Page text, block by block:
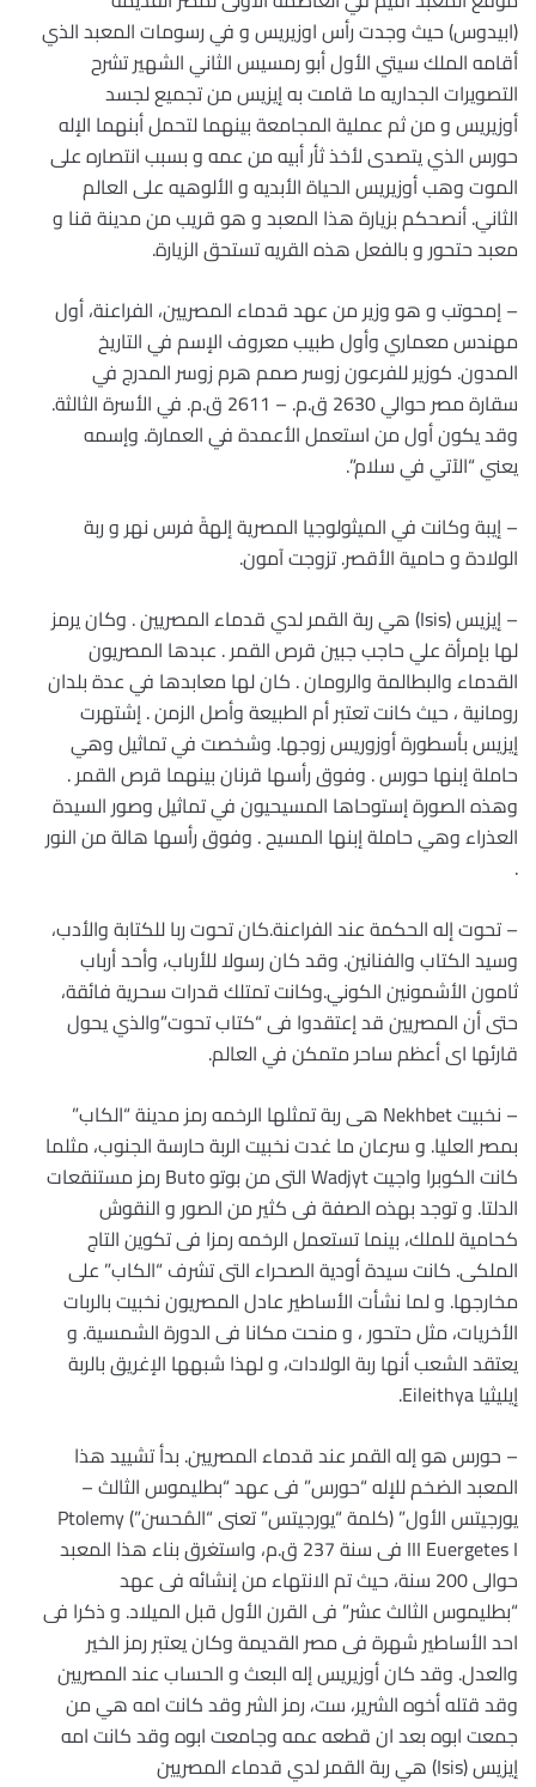
(ابيدوس) حيث وجدت رأس اوزيريس و في رسومات المعبد الذي
أقامه الملك سيتي الأول أبو رمسيس الثاني الشهير تشرح
التصويرات الجداريه ما قامت به إيزيس من تجميع لجسد
أوزيريس و من ثم عملية المجامعة بينهما لتحمل أبنهما الإله
حورس الذي يتصدى لأخذ ثأر أبيه من عمه و بسبب انتصاره على
الموت وهب أوزيريس الحياة الأبديه و الألوهيه على العالم
الثاني. أنصحكم بزيارة هذا المعبد و هو قريب من مدينة قنا و
معبد حتحور و بالفعل هذه القريه تستحق الزيارة.
– إمحوتب و هو وزير من عهد قدماء المصريين، الفراعنة، أول
مهندس معماري وأول طبيب معروف الإسم في التاريخ
المدون. كوزير للفرعون زوسر صمم هرم زوسر المدرج في
سقارة مصر حوالي 2630 ق.م. – 2611 ق.م. في الأسرة الثالثة.
وقد يكون أول من استعمل الأعمدة في العمارة. وإسمه
يعني “الآتي في سلام”.
– إيبة وكانت في الميثولوجيا المصرية إلهةً فرس نهر و ربة
الولادة و حامية الأقصر. تزوجت آمون.
– إيزيس (Isis) هي ربة القمر لدي قدماء المصريين . وكان يرمز
لها بإمرأة علي حاجب جبين قرص القمر . عبدها المصريون
القدماء والبطالمة والرومان . كان لها معابدها في عدة بلدان
رومانية ، حيث كانت تعتبر أم الطبيعة وأصل الزمن . إشتهرت
إيزيس بأسطورة أوزوريس زوجها. وشخصت في تماثيل وهي
حاملة إبنها حورس . وفوق رأسها قرنان بينهما قرص القمر .
وهذه الصورة إستوحاها المسيحيون في تماثيل وصور السيدة
العذراء وهي حاملة إبنها المسيح . وفوق رأسها هالة من النور
.
– تحوت إله الحكمة عند الفراعنة.كان تحوت ربا للكتابة والأدب،
وسيد الكتاب والفنانين. وقد كان رسولا للأرباب، وأحد أرباب
ثامون الأشمونين الكوني.وكانت تمتلك قدرات سحرية فائقة،
حتى أن المصريين قد إعتقدوا فى “كتاب تحوت”والذي يحول
قارئها اى أعظم ساحر متمكن في العالم.
– نخبيت Nekhbet هى ربة تمثلها الرخمه رمز مدينة “الكاب”
بمصر العليا. و سرعان ما غدت نخبيت الربة حارسة الجنوب، مثلما
كانت الكوبرا واجيت Wadjyt التى من بوتو Buto رمز مستنقعات
الدلتا. و توجد بهذه الصفة فى كثير من الصور و النقوش
كحامية للملك، بينما تستعمل الرخمه رمزا فى تكوين التاج
الملكى. كانت سيدة أودية الصحراء التى تشرف “الكاب” على
مخارجها. و لما نشأت الأساطير عادل المصريون نخبيت بالربات
الأخريات، مثل حتحور ، و منحت مكانا فى الدورة الشمسية. و
يعتقد الشعب أنها ربة الولادات، و لهذا شبهها الإغريق بالربة
إيليثيا Eileithya.
– حورس هو إله القمر عند قدماء المصريين. بدأ تشييد هذا
المعبد الضخم للإله “حورس” فى عهد “بطليموس الثالث –
يورجيتس الأول” (كلمة “يورجيتس” تعنى “المُحسن”) Ptolemy
III Euergetes I فى سنة 237 ق.م، واستغرق بناء هذا المعبد
حوالى 200 سنة، حيث تم الانتهاء من إنشائه فى عهد
“بطليموس الثالث عشر” فى القرن الأول قبل الميلاد. و ذكرا فى
احد الأساطير شهرة فى مصر القديمة وكان يعتبر رمز الخير
والعدل. وقد كان أوزيريس إله البعث و الحساب عند المصريين
وقد قتله أخوه الشرير، ست، رمز الشر وقد كانت امه هي من
جمعت ابوه بعد ان قطعه عمه وجامعت ابوه وقد كانت امه
إيزيس (Isis) هي ربة القمر لدي قدماء المصريين